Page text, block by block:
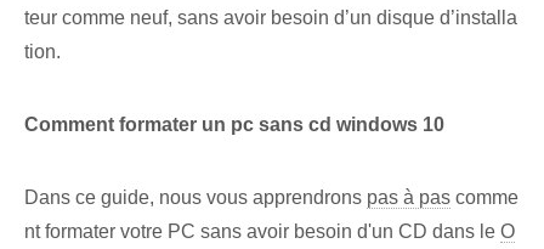
teur comme neuf, sans avoir besoin d’un disque d’installa
tion.
Comment formater un pc sans cd windows 10
Dans ce ‌guide, nous vous apprendrons pas à pas comme
nt formater votre PC sans avoir besoin d'un CD dans le O